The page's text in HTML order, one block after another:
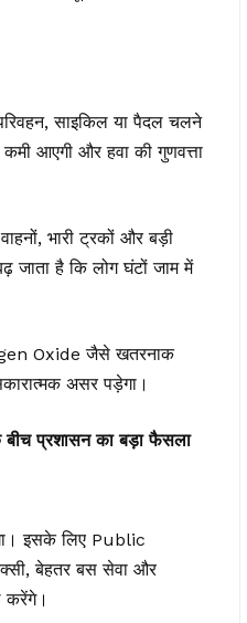
परिवहन, साइकिल या पैदल चलने
आएगी और हवा की गुणवत्ता
भारी ट्रकों और बड़ी
जाता है कि लोग घंटों जाम में
Oxide जैसे खतरनाक
असर पड़ेगा।
बीच प्रशासन का बड़ा फैसला
इसके लिए Public
बेहतर बस सेवा और
करेंगे।